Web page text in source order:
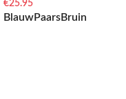
€25.95
BlauwPaarsBruin